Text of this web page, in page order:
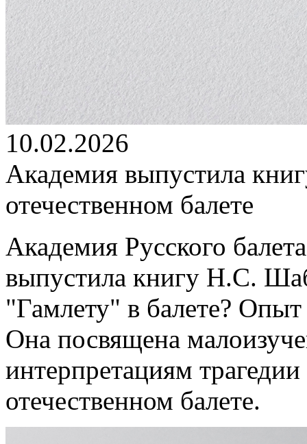
10.02.2026
Академия выпустила
отечественном балете
Академия Русского
выпустила книгу Н.С.
"Гамлету" в балете?
Она посвящена
интерпретациям
отечественном балете.